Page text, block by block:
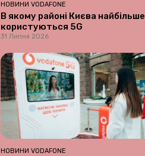
НОВИНИ VODAFONE
В якому районі Києва найбільше
користуються 5G
31 Липня 2026
НОВИНИ VODAFONE